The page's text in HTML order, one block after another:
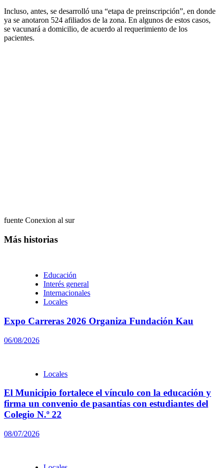
Incluso, antes, se desarrolló una “etapa de preinscripción”, en donde
ya se anotaron 524 afiliados de la zona. En algunos de estos casos,
se vacunará a domicilio, de acuerdo al requerimiento de los
pacientes.
fuente Conexion al sur
Más historias
Educación
Interés general
Internacionales
Locales
Expo Carreras 2026 Organiza Fundación Kau
06/08/2026
Locales
El Municipio fortalece el vínculo con la educación y
firma un convenio de pasantías con estudiantes del
Colegio N.º 22
08/07/2026